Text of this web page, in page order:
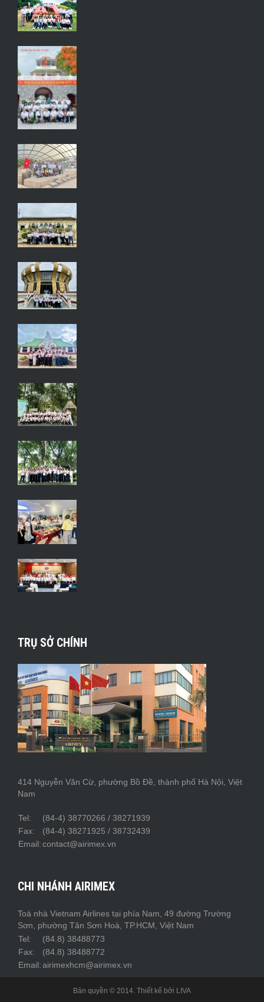
TRỤ SỞ CHÍNH
414 Nguyễn Văn Cừ, phường Bồ Đề, thành phố Hà Nội, Việt
Nam
Tel:
(84-4) 38770266 / 38271939
Fax:
(84-4) 38271925 / 38732439
Email:contact@airimex.vn
CHI NHÁNH AIRIMEX
Toà nhà Vietnam Airlines tại phía Nam, 49 đường Trường
Sơn, phường Tân Sơn Hoà, TP.HCM, Việt Nam
Tel:
(84.8) 38488773
Fax:
(84.8) 38488772
Email:airimexhcm@airimex.vn
Bản quyền © 2014. Thiết kế bởi LIVA